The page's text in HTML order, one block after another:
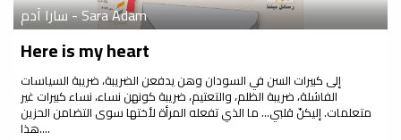
سارا آدم - Sara Adam
Here is my heart
إلى كبيرات السن في السودان وهن يدفعن الضريبة، ضريبة السياسات
الفاشلة، ضريبة الظلم، والتعتيم، ضريبة كونهن نساء، نساء كبيرات غير
متعلمات. إليكنّ قلبي… ما الذي تفعله المرأة لأختها سوى التضامن الحزين
هذا....